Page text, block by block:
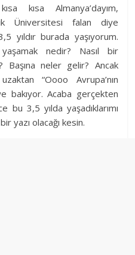
kısa Almanya’dayım,
Üniversitesi falan diye
yıldır burada yaşıyorum.
nedir? Nasıl bir
Başına neler gelir? Ancak
“Oooo Avrupa’nın
bakıyor. Acaba gerçekten
bu 3,5 yılda yaşadıklarımı
yazı olacağı kesin.